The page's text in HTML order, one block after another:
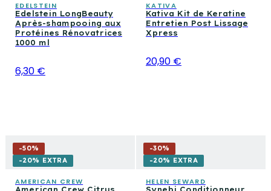
EDELSTEIN
Edelstein LongBeauty
Après-shampooing aux
Protéines Rénovatrices
1000 ml
6,30 €
KATIVA
Kativa Kit de Keratine
Entretien Post Lissage
Xpress
20,90 €
-50%
-20% EXTRA
AMERICAN CREW
-30%
-20% EXTRA
HELEN SEWARD